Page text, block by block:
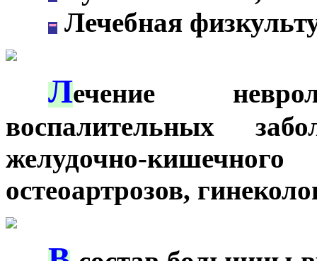
- Лечебная
Лечение
воспалительных
желудочно-
остеоартрозов,